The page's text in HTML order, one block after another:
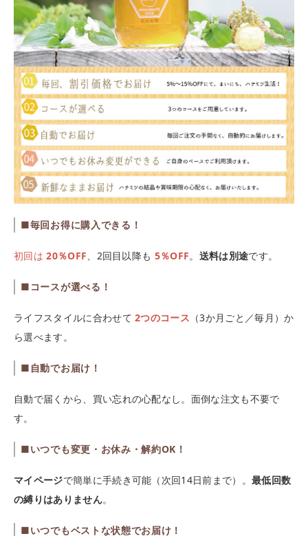
■毎回お得に購入できる！
初回は20％OFF、2回目以降も 5％OFF。 送料は別途です。
■コースが選べる！
ライフスタイルに合わせて2つのコース （3か月ごと／毎月）か
ら選べます。
■自動でお届け！
自動で届くから、買い忘れの心配なし。面倒な注文も不要で
す。
■いつでも変更・お休み・解約OK！
マイページで簡単に手続き可能（次回14日前まで）。最低回数
の縛りはありません。
■いつでもベストな状態でお届け！